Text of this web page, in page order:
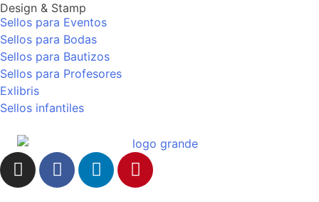
Design & Stamp
Sellos para Eventos
Sellos para Bodas
Sellos para Bautizos
Sellos para Profesores
Exlibris
Sellos infantiles